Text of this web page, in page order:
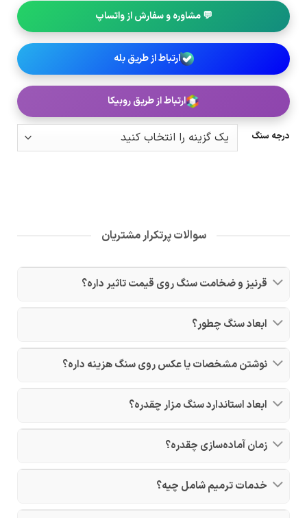
💬 مشاوره و سفارش از واتساپ
ارتباط از طریق بله
ارتباط از طریق روبیکا
درجه سنگ
سوالات پرتکرار مشتریان
قرنیز و ضخامت سنگ روی قیمت تاثیر داره؟
ابعاد سنگ چطور؟
نوشتن مشخصات یا عکس روی سنگ هزینه داره؟
ابعاد استاندارد سنگ مزار چقدره؟
زمان آماده‌سازی چقدره؟
خدمات ترمیم شامل چیه؟